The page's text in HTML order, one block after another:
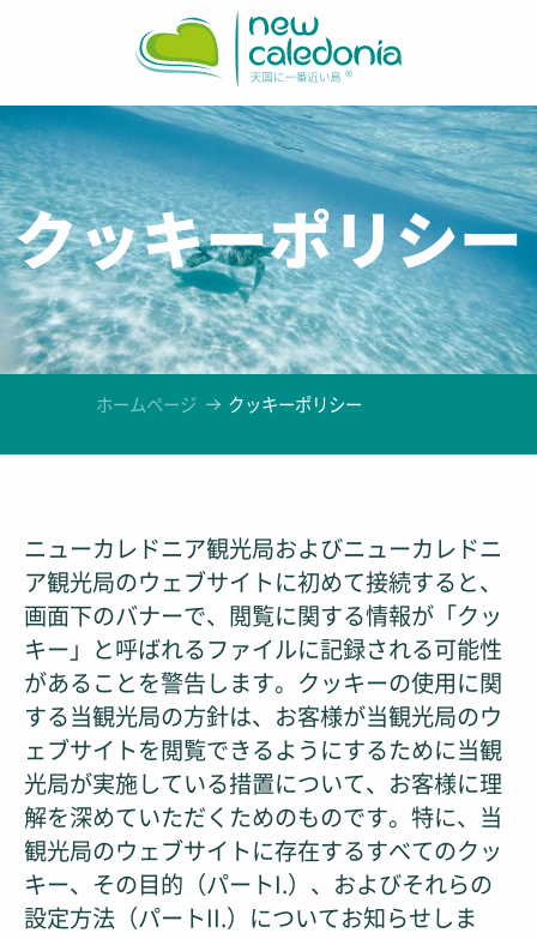
クッキーポリシー
ホームページ クッキーポリシー
ニューカレドニア観光局およびニューカレドニ
ア観光局のウェブサイトに初めて接続すると、
画面下のバナーで、閲覧に関する情報が「クッ
キー」と呼ばれるファイルに記録される可能性
があることを警告します。クッキーの使用に関
する当観光局の方針は、お客様が当観光局のウ
ェブサイトを閲覧できるようにするために当観
光局が実施している措置について、お客様に理
解を深めていただくためのものです。特に、当
観光局のウェブサイトに存在するすべてのクッ
キー、その目的（パートI.）、およびそれらの
設定方法（パートII.）についてお知らせしま